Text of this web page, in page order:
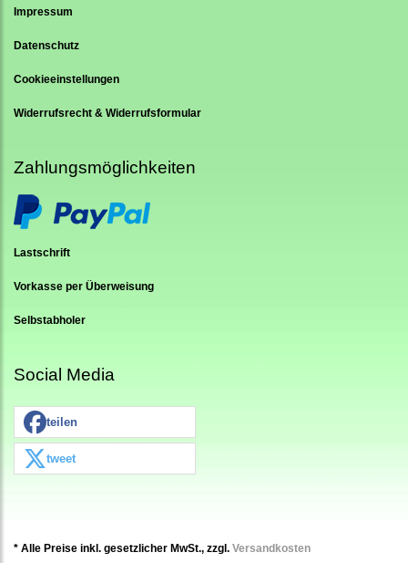
Impressum
Datenschutz
Cookieeinstellungen
Widerrufsrecht & Widerrufsformular
Zahlungsmöglichkeiten
Lastschrift
Vorkasse per Überweisung
Selbstabholer
Social Media
teilen
tweet
* Alle Preise inkl. gesetzlicher MwSt., zzgl. Versandkosten